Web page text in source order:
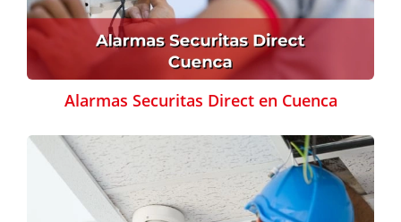
Alarmas Securitas Direct en Cuenca